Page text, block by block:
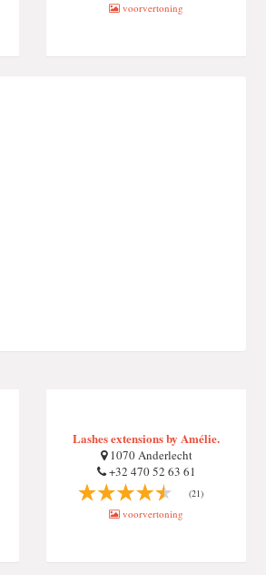
voorvertoning
Lashes extensions by Amélie.
1070 Anderlecht
+32 470 52 63 61
(21)
voorvertoning